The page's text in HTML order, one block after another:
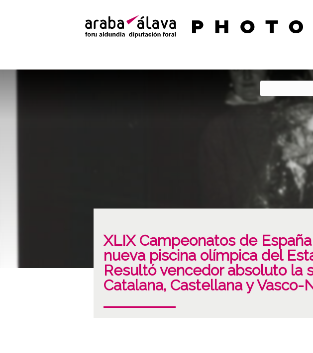
XLIX Campeonatos de
nueva piscina olímpica del
Resultó vencedor absoluto la
Catalana, Castellana y Vasco-